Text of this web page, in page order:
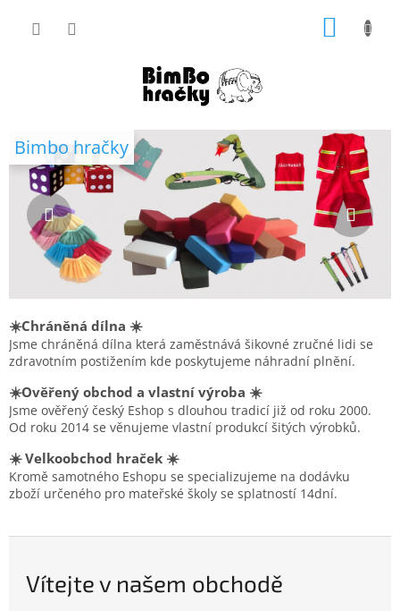
V
í
v
n
a
š
e
m
o
b
h
Bimbo hračky
Předchozí
☀️Chráněná dílna ☀️
Jsme chráněná dílna která zaměstnává šikovné zručné lidi se
zdravotním postižením kde poskytujeme náhradní plnění.
☀️Ověřený obchod a vlastní výroba ☀️
Jsme ověřený český Eshop s dlouhou tradicí již od roku 2000.
Od roku 2014 se věnujeme vlastní produkcí šitých výrobků.
☀️ Velkoobchod hraček ☀️
Kromě samotného Eshopu se specializujeme na dodávku
zboží určeného pro mateřské školy se splatností 14dní.
Vítejte v našem obchodě